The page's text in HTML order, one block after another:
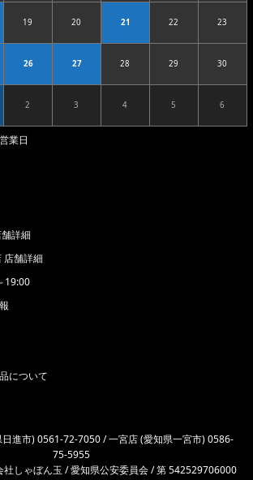
192026.08.19 202026.08.20 212026.08.21 222026.08.22 23
262026.08.26 272026.08.27 282026.08.28 292026.08.29 30
22026.09.02 32026.09.03 42026.09.04 52026.09.05 6
詳細
店舗詳細
19:00
について
進市) 0561-72-7050 / 一宮店 (愛知県一宮市) 0586-
75-5955
社しゃぼん玉 / 愛知県公安委員会 / 第 542529706000